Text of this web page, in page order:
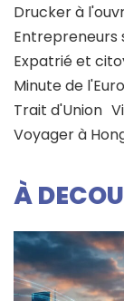
Drucker à
Entrepreneurs
Expatrié et
Minute de
Trait d'Union
Voyager à
À